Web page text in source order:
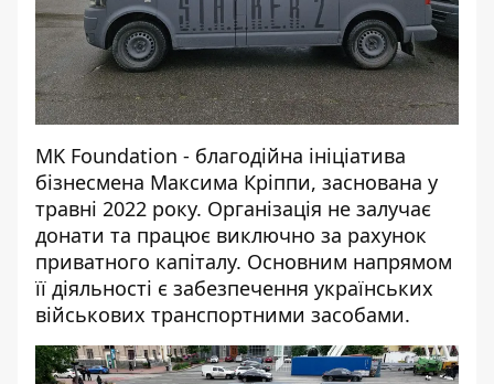
MK Foundation - благодійна ініціатива
бізнесмена Максима Кріппи, заснована у
травні 2022 року. Організація не залучає
донати та працює виключно за рахунок
приватного капіталу. Основним напрямом
її діяльності є забезпечення українських
військових транспортними засобами.